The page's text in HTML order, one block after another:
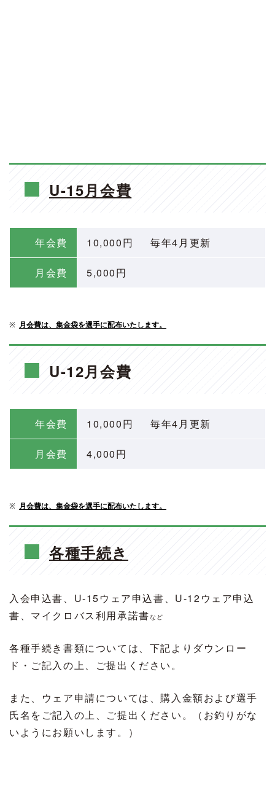
U-15月会費
年会費 10,000円 毎年4月更新
月会費 5,000円
※ 月会費は、集金袋を選手に配布いたします。
U-12月会費
年会費 10,000円 毎年4月更新
月会費 4,000円
※ 月会費は、集金袋を選手に配布いたします。
各種手続き
入会申込書、U-15ウェア申込書、 U-12ウェア申込
書、マイクロバス利用承諾書など
各種手続き書類については、下記よりダウンロー
ド・ご記入の上、ご提出ください。
また、ウェア申請については、購入金額および選手
氏名をご記入の上、ご提出ください。（お釣りがな
いようにお願いします。）